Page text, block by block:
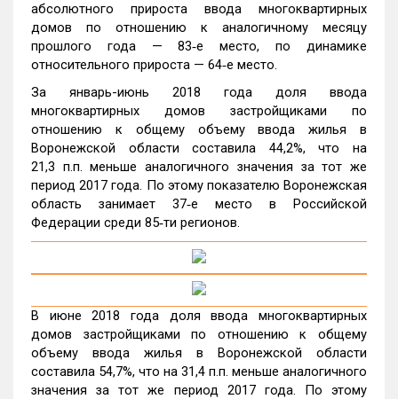
абсолютного прироста ввода многоквартирных
домов по отношению к аналогичному месяцу
прошлого года — 83‑е место, по динамике
относительного прироста — 64‑е место.
За январь-июнь 2018 года доля ввода
многоквартирных домов застройщиками по
отношению к общему объему ввода жилья в
Воронежской области составила 44,2%, что на
21,3 п.п. меньше аналогичного значения за тот же
период 2017 года. По этому показателю Воронежская
область занимает 37‑е место в Российской
Федерации среди 85‑ти регионов.
В июне 2018 года доля ввода многоквартирных
домов застройщиками по отношению к общему
объему ввода жилья в Воронежской области
составила 54,7%, что на 31,4 п.п. меньше аналогичного
значения за тот же период 2017 года. По этому